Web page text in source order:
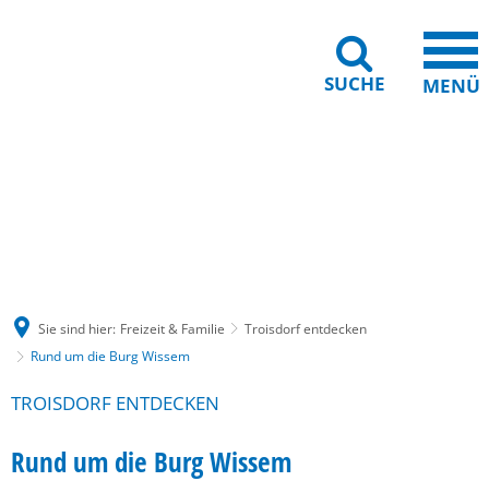
SUCHE MENÜ
Sie sind hier: Freizeit & Familie
Troisdorf entdecken
Rund um die Burg Wissem
TROISDORF ENTDECKEN
Rund um die Burg Wissem